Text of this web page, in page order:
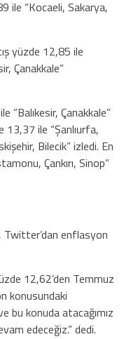
ile “Kocaeli, Sakarya,
yüzde 12,85 ile
Çanakkale”
“Balıkesir, Çanakkale”
ile “Şanlıurfa,
Bilecik” izledi. En
Çankırı, Sinop”
Twitter’dan enflasyon
12,62’den Temmuz
konusundaki
bu konuda atacağımız
edeceğiz.” dedi.